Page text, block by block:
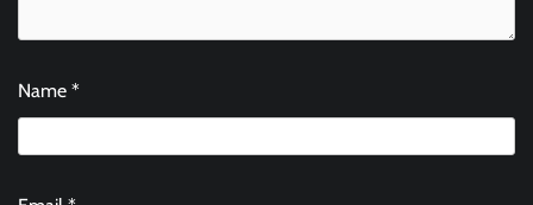
Name *